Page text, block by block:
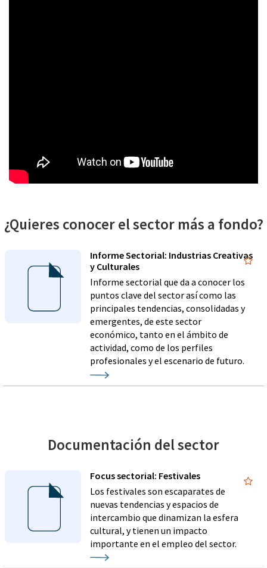
¿Quieres conocer el sector más a fondo?
Informe Sectorial: Industrias Creativas
y Culturales
Informe sectorial que da a conocer los
puntos clave del sector así como las
principales tendencias, consolidadas y
emergentes, de este sector
económico, tanto en el ámbito de
actividad, como de los perfiles
profesionales y el escenario de futuro.
Documentación del sector
Focus sectorial: Festivales
Los festivales son escaparates de
nuevas tendencias y espacios de
intercambio que dinamizan la esfera
cultural, y tienen un impacto
importante en el empleo del sector.